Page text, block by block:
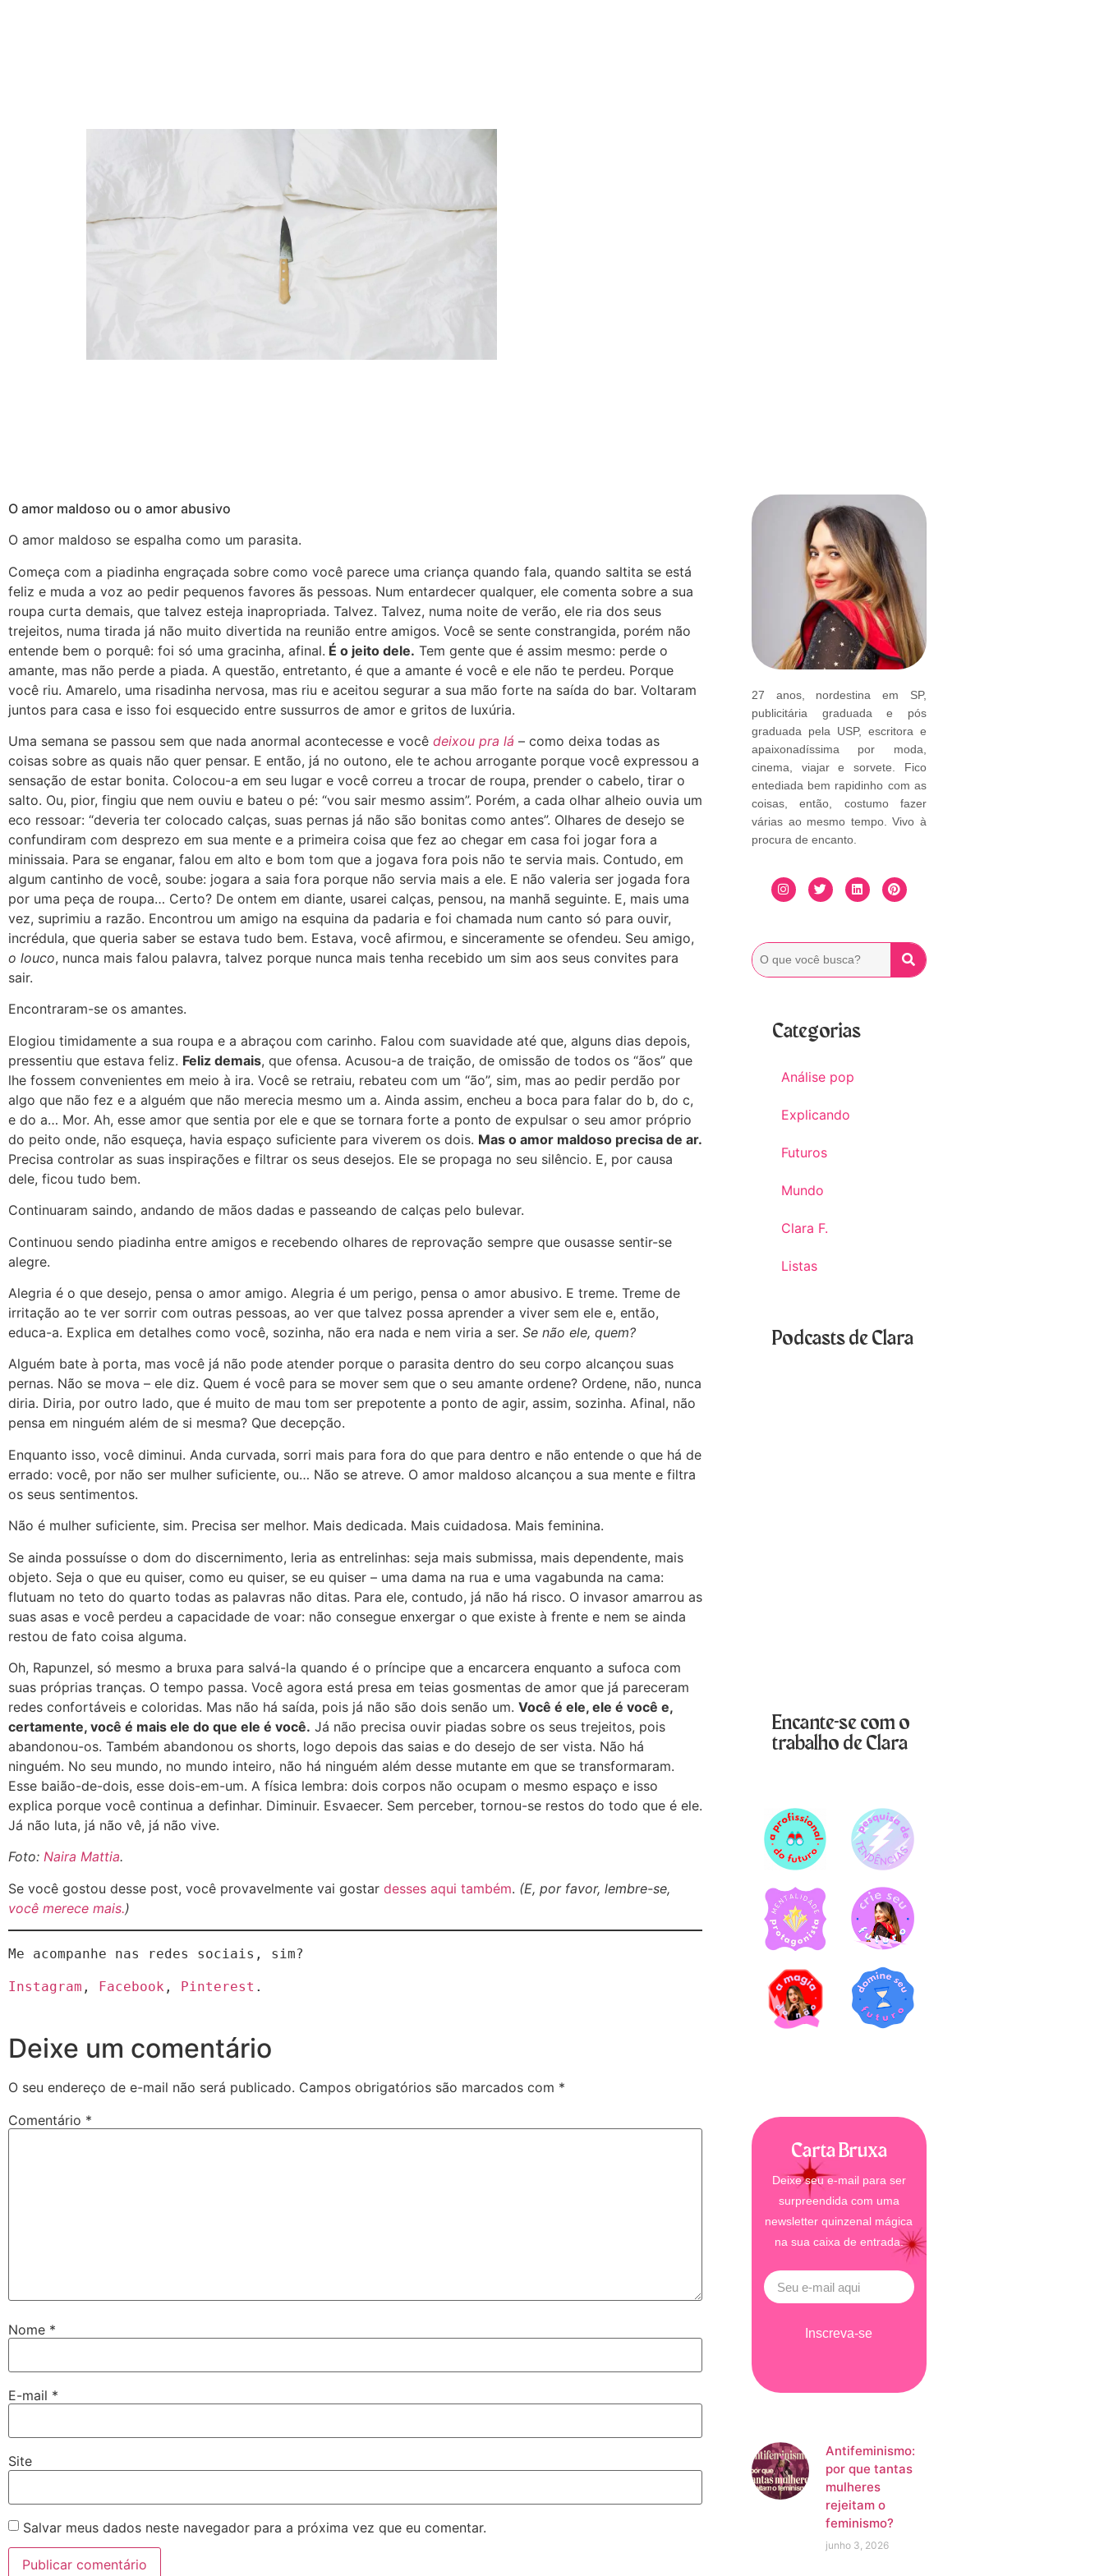
O amor maldoso ou o amor abusivo
O amor maldoso se espalha como um parasita.
Começa com a piadinha engraçada sobre como você parece uma criança quando fala, quando saltita se está
feliz e muda a voz ao pedir pequenos favores ãs pessoas. Num entardecer qualquer, ele comenta sobre a sua
roupa curta demais, que talvez esteja inapropriada. Talvez. Talvez, numa noite de verão, ele ria dos seus
trejeitos, numa tirada já não muito divertida na reunião entre amigos. Você se sente constrangida, porém não
entende bem o porquê: foi só uma gracinha, afinal. É o jeito dele. Tem gente que é assim mesmo: perde o
amante, mas não perde a piada. A questão, entretanto, é que a amante é você e ele não te perdeu. Porque
você riu. Amarelo, uma risadinha nervosa, mas riu e aceitou segurar a sua mão forte na saída do bar. Voltaram
juntos para casa e isso foi esquecido entre sussurros de amor e gritos de luxúria.
Uma semana se passou sem que nada anormal acontecesse e você deixou pra lá – como deixa todas as
coisas sobre as quais não quer pensar. E então, já no outono, ele te achou arrogante porque você expressou a
sensação de estar bonita. Colocou-a em seu lugar e você correu a trocar de roupa, prender o cabelo, tirar o
salto. Ou, pior, fingiu que nem ouviu e bateu o pé: “vou sair mesmo assim”. Porém, a cada olhar alheio ouvia um
eco ressoar: “deveria ter colocado calças, suas pernas já não são bonitas como antes”. Olhares de desejo se
confundiram com desprezo em sua mente e a primeira coisa que fez ao chegar em casa foi jogar fora a
minissaia. Para se enganar, falou em alto e bom tom que a jogava fora pois não te servia mais. Contudo, em
algum cantinho de você, soube: jogara a saia fora porque não servia mais a ele. E não valeria ser jogada fora
por uma peça de roupa… Certo? De ontem em diante, usarei calças, pensou, na manhã seguinte. E, mais uma
vez, suprimiu a razão. Encontrou um amigo na esquina da padaria e foi chamada num canto só para ouvir,
incrédula, que queria saber se estava tudo bem. Estava, você afirmou, e sinceramente se ofendeu. Seu amigo,
o louco, nunca mais falou palavra, talvez porque nunca mais tenha recebido um sim aos seus convites para
sair.
Encontraram-se os amantes.
Elogiou timidamente a sua roupa e a abraçou com carinho. Falou com suavidade até que, alguns dias depois,
pressentiu que estava feliz. Feliz demais, que ofensa. Acusou-a de traição, de omissão de todos os “ãos” que
lhe fossem convenientes em meio à ira. Você se retraiu, rebateu com um “ão”, sim, mas ao pedir perdão por
algo que não fez e a alguém que não merecia mesmo um a. Ainda assim, encheu a boca para falar do b, do c,
e do a… Mor. Ah, esse amor que sentia por ele e que se tornara forte a ponto de expulsar o seu amor próprio
do peito onde, não esqueça, havia espaço suficiente para viverem os dois. Mas o amor maldoso precisa de ar.
Precisa controlar as suas inspirações e filtrar os seus desejos. Ele se propaga no seu silêncio. E, por causa
dele, ficou tudo bem.
Continuaram saindo, andando de mãos dadas e passeando de calças pelo bulevar.
Continuou sendo piadinha entre amigos e recebendo olhares de reprovação sempre que ousasse sentir-se
alegre.
Alegria é o que desejo, pensa o amor amigo. Alegria é um perigo, pensa o amor abusivo. E treme. Treme de
irritação ao te ver sorrir com outras pessoas, ao ver que talvez possa aprender a viver sem ele e, então,
educa-a. Explica em detalhes como você, sozinha, não era nada e nem viria a ser. Se não ele, quem?
Alguém bate à porta, mas você já não pode atender porque o parasita dentro do seu corpo alcançou suas
pernas. Não se mova – ele diz. Quem é você para se mover sem que o seu amante ordene? Ordene, não, nunca
diria. Diria, por outro lado, que é muito de mau tom ser prepotente a ponto de agir, assim, sozinha. Afinal, não
pensa em ninguém além de si mesma? Que decepção.
Enquanto isso, você diminui. Anda curvada, sorri mais para fora do que para dentro e não entende o que há de
errado: você, por não ser mulher suficiente, ou… Não se atreve. O amor maldoso alcançou a sua mente e filtra
os seus sentimentos.
Não é mulher suficiente, sim. Precisa ser melhor. Mais dedicada. Mais cuidadosa. Mais feminina.
Se ainda possuísse o dom do discernimento, leria as entrelinhas: seja mais submissa, mais dependente, mais
objeto. Seja o que eu quiser, como eu quiser, se eu quiser – uma dama na rua e uma vagabunda na cama:
flutuam no teto do quarto todas as palavras não ditas. Para ele, contudo, já não há risco. O invasor amarrou as
suas asas e você perdeu a capacidade de voar: não consegue enxergar o que existe à frente e nem se ainda
restou de fato coisa alguma.
Oh, Rapunzel, só mesmo a bruxa para salvá-la quando é o príncipe que a encarcera enquanto a sufoca com
suas próprias tranças. O tempo passa. Você agora está presa em teias gosmentas de amor que já pareceram
redes confortáveis e coloridas. Mas não há saída, pois já não são dois senão um. Você é ele, ele é você e,
certamente, você é mais ele do que ele é você. Já não precisa ouvir piadas sobre os seus trejeitos, pois
abandonou-os. Também abandonou os shorts, logo depois das saias e do desejo de ser vista. Não há
ninguém. No seu mundo, no mundo inteiro, não há ninguém além desse mutante em que se transformaram.
Esse baião-de-dois, esse dois-em-um. A física lembra: dois corpos não ocupam o mesmo espaço e isso
explica porque você continua a definhar. Diminuir. Esvaecer. Sem perceber, tornou-se restos do todo que é ele.
Já não luta, já não vê, já não vive.
Foto: Naira Mattia.
Se você gostou desse post, você provavelmente vai gostar desses aqui também. (E, por favor, lembre-se,
você merece mais.)
Me acompanhe nas redes sociais, sim?
Instagram , Facebook , Pinterest .
Deixe um comentário
O seu endereço de e-mail não será publicado. Campos obrigatórios são marcados com *
Comentário *
Nome *
E-mail *
Site
Salvar meus dados neste navegador para a próxima vez que eu comentar.
27 anos, nordestina em SP,
publicitária graduada e pós
graduada pela USP, escritora e
apaixonadíssima por moda,
cinema, viajar e sorvete. Fico
entediada bem rapidinho com as
coisas, então, costumo fazer
várias ao mesmo tempo. Vivo à
procura de encanto.
Categorias
Análise pop
Explicando
Futuros
Mundo
Clara F.
Listas
Podcasts de Clara
Encante-se com o
trabalho de Clara
Carta Bruxa
Deixe seu e-mail para ser
surpreendida com uma
newsletter quinzenal mágica
na sua caixa de entrada.
Inscreva-se
Antifeminismo:
por que tantas
mulheres
rejeitam o
feminismo?
junho 3, 2026